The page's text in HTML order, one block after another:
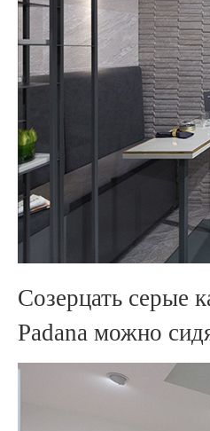
Созерцать серые
Padana можно